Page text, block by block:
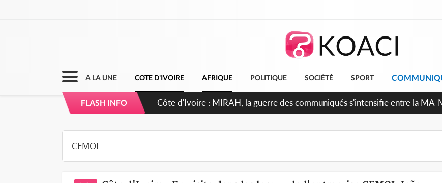
A LA UNE COTE D'IVOIRE AFRIQUE POLITIQUE SOCIÉTÉ SPORT
FLASH INFO
Côte d'Ivoire : MIRAH, la guerre des communiqués s'intensifie entre la